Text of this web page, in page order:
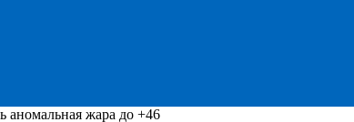
аномальная жара до +46